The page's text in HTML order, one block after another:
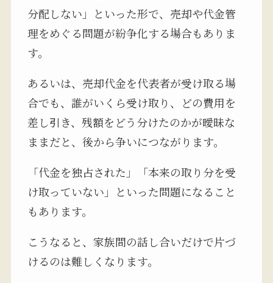
分配しない」といった形で、売却や代金管
理をめぐる問題が紛争化する場合もありま
す。
あるいは、売却代金を代表者が受け取る場
合でも、誰がいくら受け取り、どの費用を
差し引き、残額をどう分けたのかが曖昧な
ままだと、後から争いにつながります。
「代金を独占された」「本来の取り分を受
け取っていない」といった問題になること
もあります。
こうなると、家族間の話し合いだけで片づ
けるのは難しくなります。